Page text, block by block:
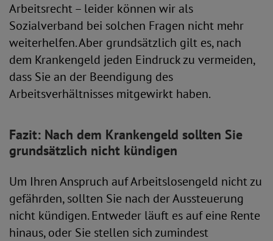
Arbeitsrecht – leider können wir als
Sozialverband bei solchen Fragen nicht mehr
weiterhelfen. Aber grundsätzlich gilt es, nach
dem Krankengeld jeden Eindruck zu vermeiden,
dass Sie an der Beendigung des
Arbeitsverhältnisses mitgewirkt haben.
Fazit: Nach dem Krankengeld sollten Sie
grundsätzlich nicht kündigen
Um Ihren Anspruch auf Arbeitslosengeld nicht zu
gefährden, sollten Sie nach der Aussteuerung
nicht kündigen. Entweder läuft es auf eine Rente
hinaus, oder Sie stellen sich zumindest